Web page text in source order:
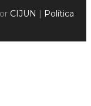
CIJUN
Política